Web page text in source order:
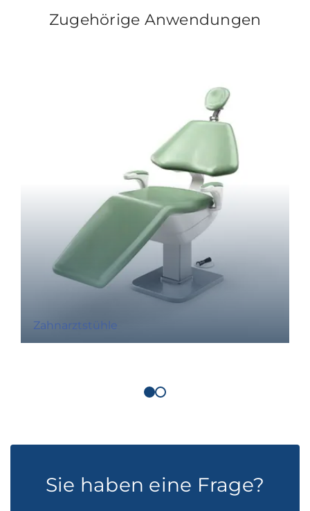
Zugehörige Anwendungen
Zahnarztstühle
Sie haben eine Frage?